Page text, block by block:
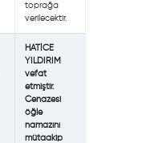
toprağa
verilecektir.
HATİCE
YILDIRIM
vefat
etmiştir.
Cenazesi
öğle
namazını
mütaakip